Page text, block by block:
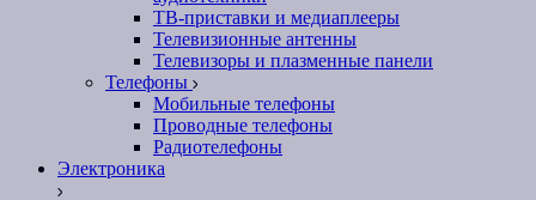
ТВ-приставки и медиаплееры
Телевизионные антенны
Телевизоры и плазменные панели
Телефоны
Мобильные телефоны
Проводные телефоны
Радиотелефоны
Электроника